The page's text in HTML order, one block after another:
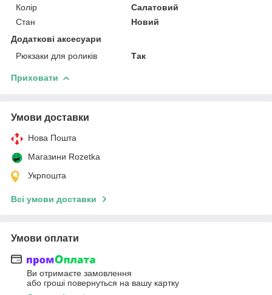
Колір
Салатовий
Стан
Новий
Додаткові аксесуари
Рюкзаки для роликів
Так
Приховати
Умови доставки
Нова Пошта
Магазини Rozetka
Укрпошта
Всі умови доставки
Умови оплати
Ви отримаєте замовлення
або гроші повернуться на вашу картку